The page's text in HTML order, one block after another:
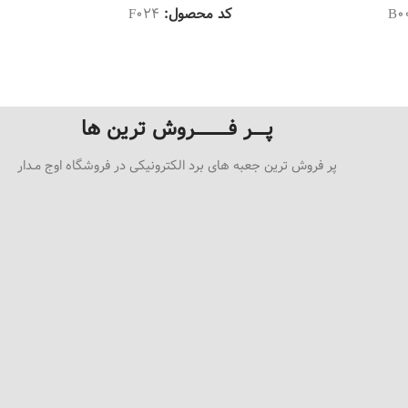
کد محصول: F024
پـــــر فــــــــــــروش ترین ها
پر فروش ترین جعبه های برد الکترونیکی در فروشگاه اوج مـدار